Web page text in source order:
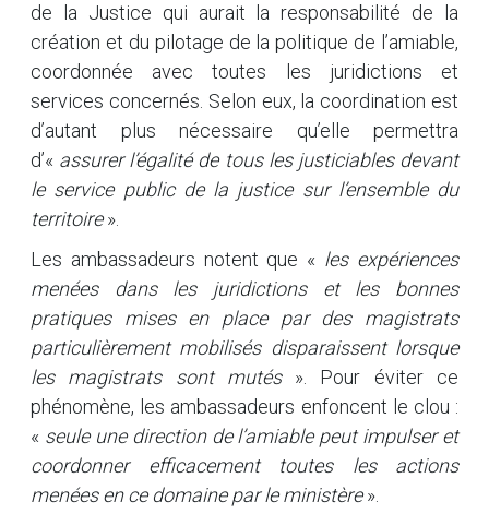
de la Justice qui aurait la responsabilité de la
création et du pilotage de la politique de l’amiable,
coordonnée avec toutes les juridictions et
services concernés. Selon eux, la coordination est
d’autant plus nécessaire qu’elle permettra
d’« assurer l’égalité de tous les justiciables devant
le service public de la justice sur l’ensemble du
territoire».
Les ambassadeurs notent que « les expériences
menées dans les juridictions et les bonnes
pratiques mises en place par des magistrats
particulièrement mobilisés disparaissent lorsque
les magistrats sont mutés». Pour éviter ce
phénomène, les ambassadeurs enfoncent le clou :
« seule une direction de l’amiable peut impulser et
coordonner efficacement toutes les actions
menées en ce domaine par le ministère».